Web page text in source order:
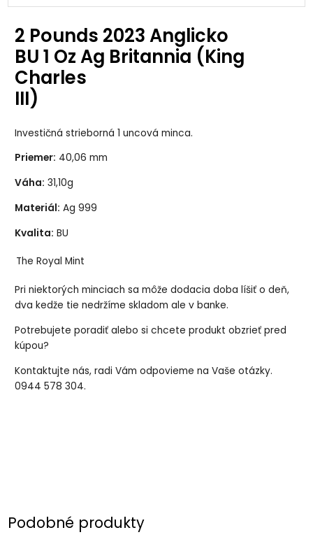
2 Pounds 2023 Anglicko
BU 1 Oz Ag Britannia (King
Charles
III)
Investičná strieborná 1 uncová minca.
Priemer: 40,06 mm
Váha: 31,10g
Materiál: Ag 999
Kvalita: BU
The Royal Mint
Pri niektorých minciach sa môže dodacia doba líšiť o deň,
dva kedže tie nedržíme skladom ale v banke.
Potrebujete poradiť alebo si chcete produkt obzrieť pred
kúpou?
Kontaktujte nás, radi Vám odpovieme na Vaše otázky.
0944 578 304.
Podobné produkty